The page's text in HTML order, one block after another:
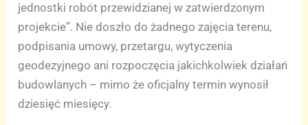
jednostki robót przewidzianej w zatwierdzonym
projekcie”. Nie doszło do żadnego zajęcia terenu,
podpisania umowy, przetargu, wytyczenia
geodezyjnego ani rozpoczęcia jakichkolwiek działań
budowlanych – mimo że oficjalny termin wynosił
dziesięć miesięcy.